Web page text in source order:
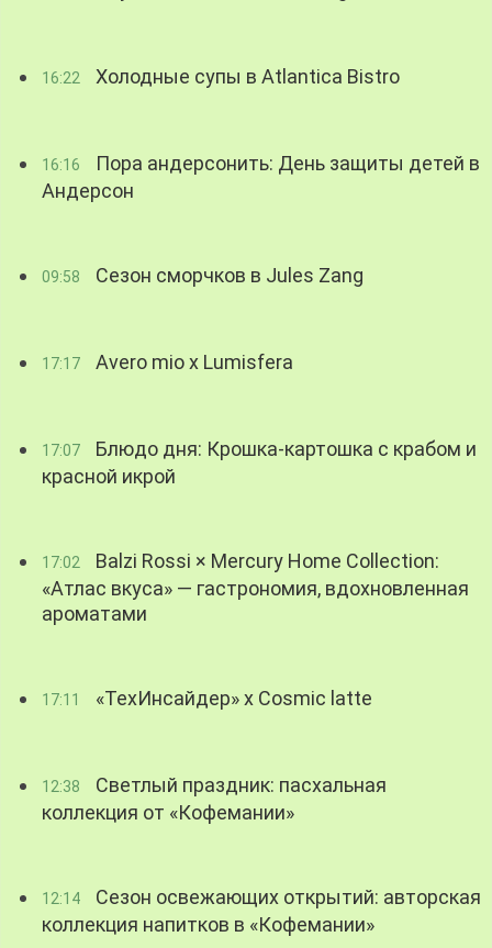
16:22 Холодные супы в Atlantica Bistro
16:16
Пора андерсонить: День защиты детей в
Андерсон
09:58 Сезон сморчков в Jules Zang
17:17 Avero mio x Lumisfera
17:07
Блюдо дня: Крошка-картошка с крабом и
красной икрой
17:02
Balzi Rossi × Mercury Home Collection:
«Атлас вкуса» — гастрономия, вдохновленная
ароматами
17:11 «ТехИнсайдер» х Cosmic latte
12:38
Светлый праздник: пасхальная
коллекция от «Кофемании»
12:14
Сезон освежающих открытий: авторская
коллекция напитков в «Кофемании»